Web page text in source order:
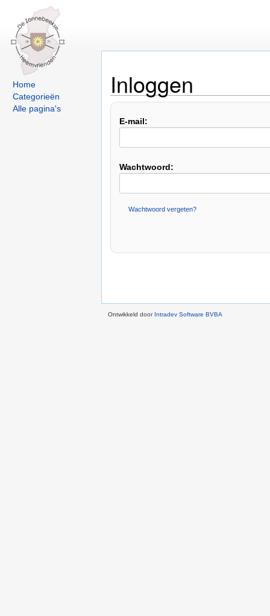
Home
Categorieën
Alle pagina's
Inloggen
E-mail:
Wachtwoord:
Wachtwoord vergeten?
Ontwikkeld door Intradev Software BVBA